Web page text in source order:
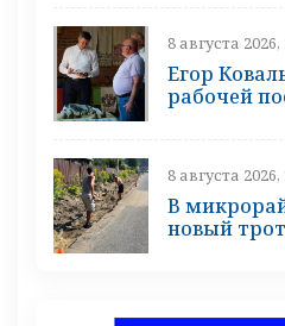
8 августа 2026,
Егор
рабочей
8 августа 2026,
В
новый